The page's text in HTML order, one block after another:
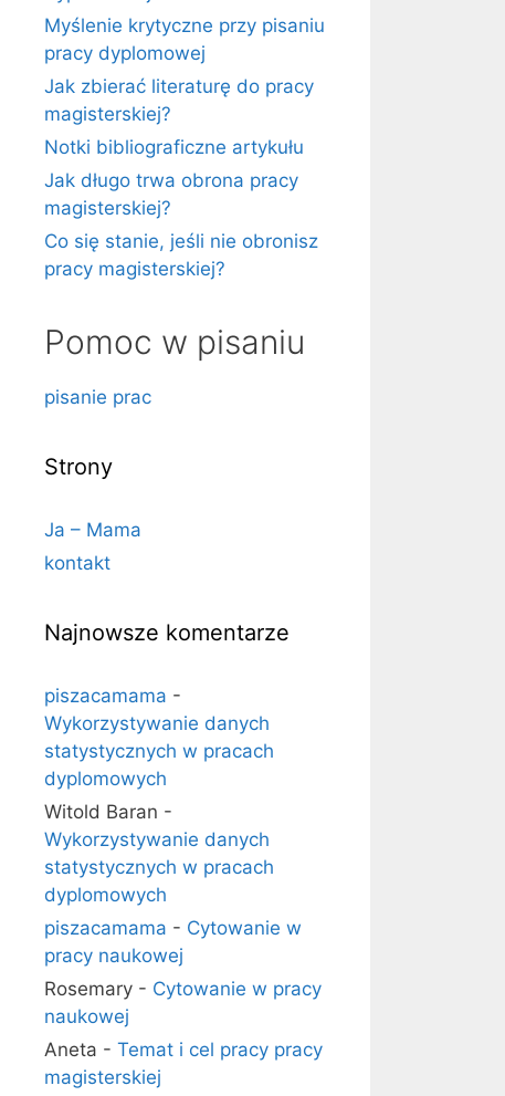
Myślenie krytyczne przy pisaniu
pracy dyplomowej
Jak zbierać literaturę do pracy
magisterskiej?
Notki bibliograficzne artykułu
Jak długo trwa obrona pracy
magisterskiej?
Co się stanie, jeśli nie obronisz
pracy magisterskiej?
Pomoc w pisaniu
pisanie prac
Strony
Ja – Mama
kontakt
Najnowsze komentarze
piszacamama -
Wykorzystywanie danych
statystycznych w pracach
dyplomowych
Witold Baran -
Wykorzystywanie danych
statystycznych w pracach
dyplomowych
piszacamama - Cytowanie w
pracy naukowej
Rosemary - Cytowanie w pracy
naukowej
Aneta - Temat i cel pracy pracy
magisterskiej